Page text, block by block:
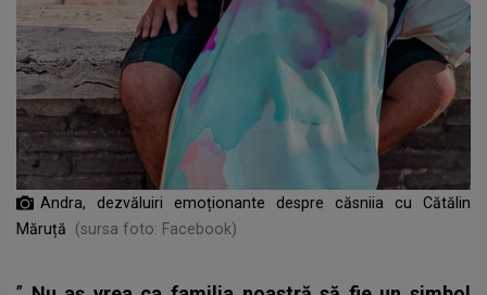
Andra, dezvăluiri emoționante despre căsniia cu Cătălin
Măruță
(sursa foto: Facebook)